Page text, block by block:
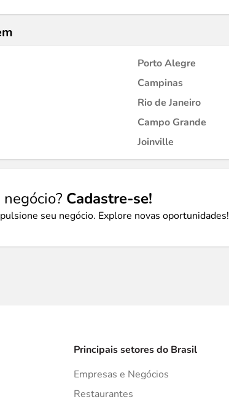
Porto Alegre
Campinas
Rio de Janeiro
Campo Grande
Joinville
Cadastre-se!
seu negócio. Explore novas oportunidades!
Principais setores do Brasil
Empresas e Negócios
Restaurantes